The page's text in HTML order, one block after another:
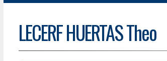
LECERF HUERTAS Theo